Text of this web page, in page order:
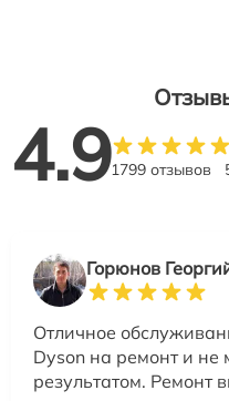
4.91799 отзывов
Горюнов
Отличное
Dyson на ремонт и не
результатом. Ремонт